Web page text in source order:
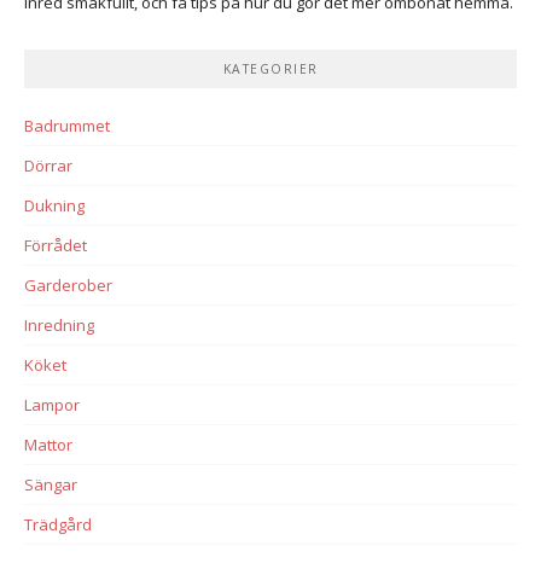
KATEGORIER
Badrummet
Dörrar
Dukning
Förrådet
Garderober
Inredning
Köket
Lampor
Mattor
Sängar
Trädgård